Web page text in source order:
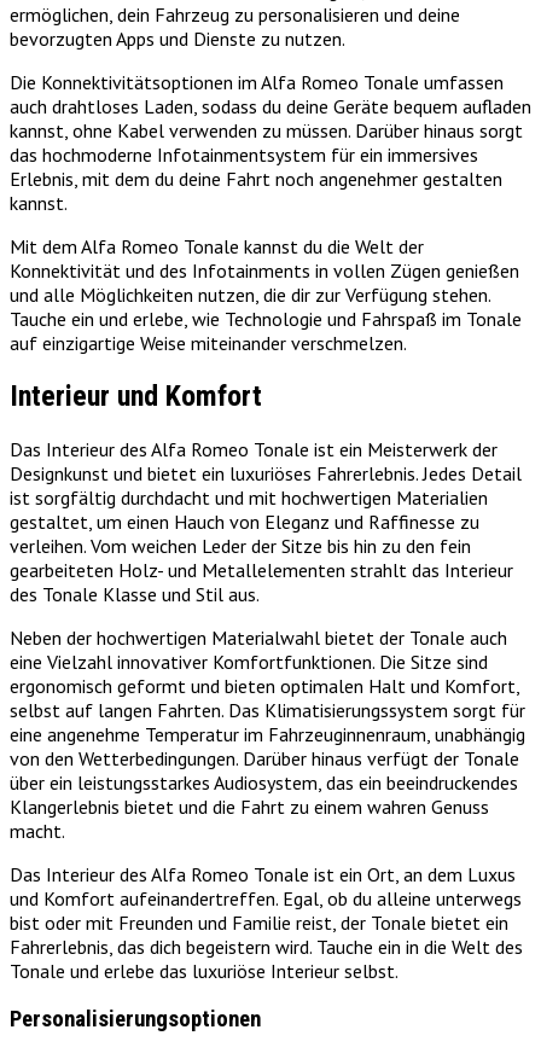
ermöglichen, dein Fahrzeug zu personalisieren und deine
bevorzugten Apps und Dienste zu nutzen.
Die Konnektivitätsoptionen im Alfa Romeo Tonale umfassen
auch drahtloses Laden, sodass du deine Geräte bequem aufladen
kannst, ohne Kabel verwenden zu müssen. Darüber hinaus sorgt
das hochmoderne Infotainmentsystem für ein immersives
Erlebnis, mit dem du deine Fahrt noch angenehmer gestalten
kannst.
Mit dem Alfa Romeo Tonale kannst du die Welt der
Konnektivität und des Infotainments in vollen Zügen genießen
und alle Möglichkeiten nutzen, die dir zur Verfügung stehen.
Tauche ein und erlebe, wie Technologie und Fahrspaß im Tonale
auf einzigartige Weise miteinander verschmelzen.
Interieur und Komfort
Das Interieur des Alfa Romeo Tonale ist ein Meisterwerk der
Designkunst und bietet ein luxuriöses Fahrerlebnis. Jedes Detail
ist sorgfältig durchdacht und mit hochwertigen Materialien
gestaltet, um einen Hauch von Eleganz und Raffinesse zu
verleihen. Vom weichen Leder der Sitze bis hin zu den fein
gearbeiteten Holz- und Metallelementen strahlt das Interieur
des Tonale Klasse und Stil aus.
Neben der hochwertigen Materialwahl bietet der Tonale auch
eine Vielzahl innovativer Komfortfunktionen. Die Sitze sind
ergonomisch geformt und bieten optimalen Halt und Komfort,
selbst auf langen Fahrten. Das Klimatisierungssystem sorgt für
eine angenehme Temperatur im Fahrzeuginnenraum, unabhängig
von den Wetterbedingungen. Darüber hinaus verfügt der Tonale
über ein leistungsstarkes Audiosystem, das ein beeindruckendes
Klangerlebnis bietet und die Fahrt zu einem wahren Genuss
macht.
Das Interieur des Alfa Romeo Tonale ist ein Ort, an dem Luxus
und Komfort aufeinandertreffen. Egal, ob du alleine unterwegs
bist oder mit Freunden und Familie reist, der Tonale bietet ein
Fahrerlebnis, das dich begeistern wird. Tauche ein in die Welt des
Tonale und erlebe das luxuriöse Interieur selbst.
Personalisierungsoptionen